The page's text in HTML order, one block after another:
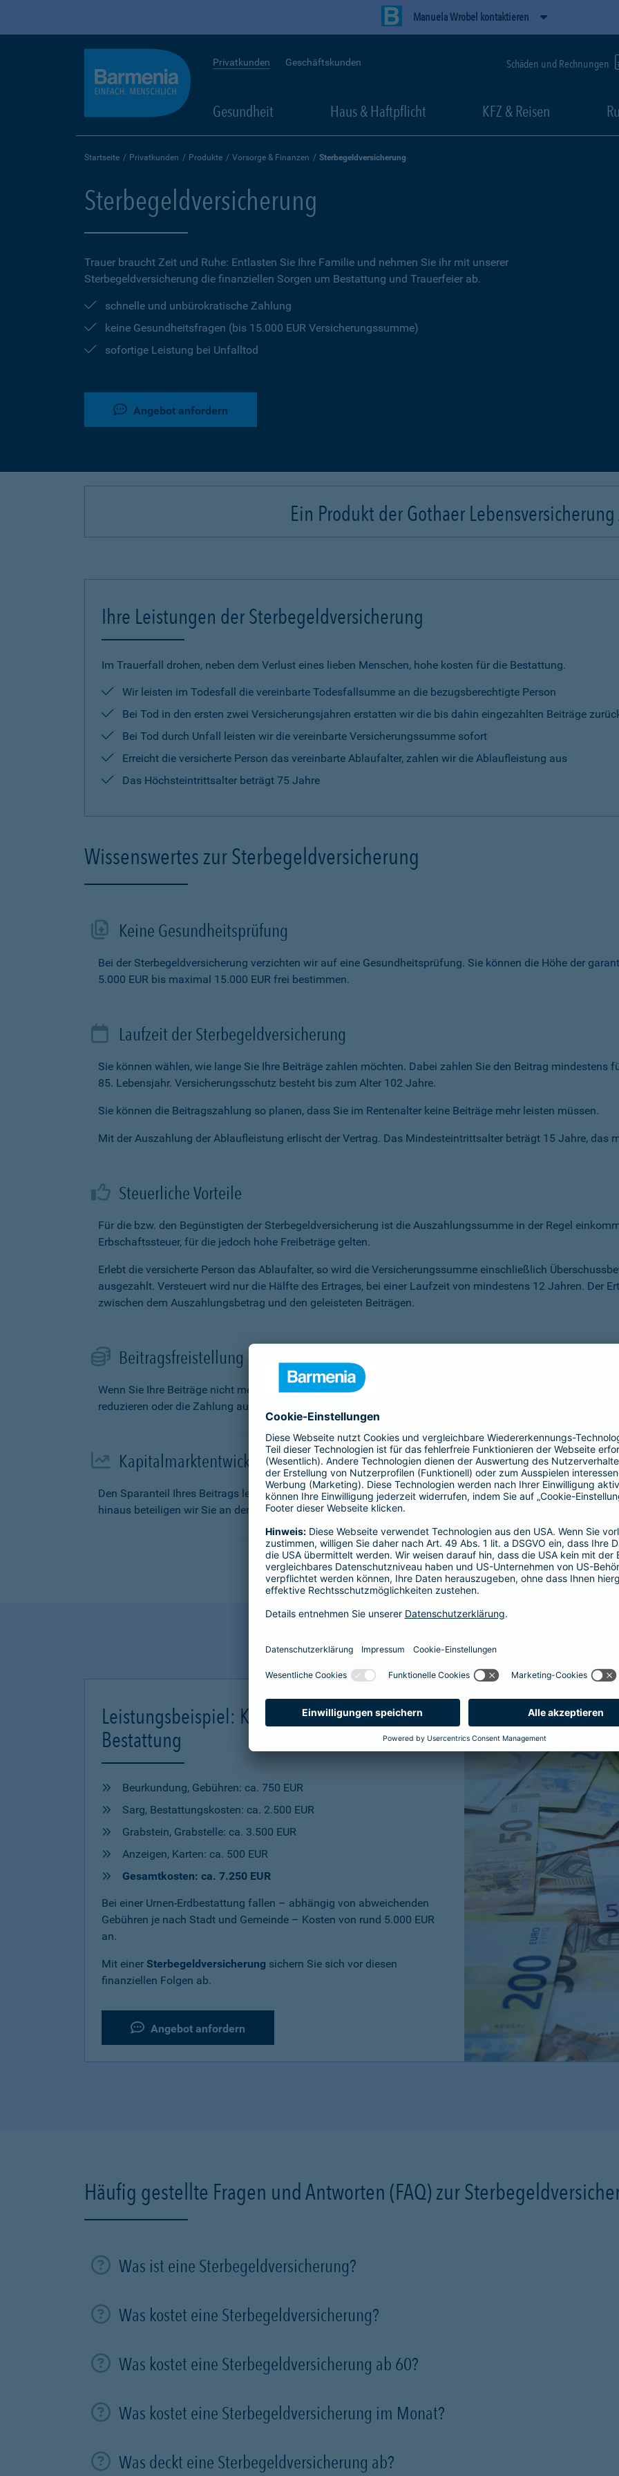
Manuela Wrobel kontaktieren
Privatkunden Geschäftskunden Schäden und Rechnungen
Gesundheit Haus & Haftpflicht KFZ & Reisen
Startseite Privatkunden Produkte Vorsorge & Finanzen Sterbegeldversicherung
Sterbegeldversicherung
Trauer braucht Zeit und Ruhe: Entlasten Sie Ihre Familie und nehmen Sie ihr mit unserer
Sterbegeldversicherung die finanziellen Sorgen um Bestattung und Trauerfeier ab.
schnelle und unbürokratische Zahlung
keine Gesundheitsfragen (bis 15.000 EUR Versicherungssumme)
sofortige Leistung bei Unfalltod
Angebot anfordern
Ein Produkt der Gothaer Lebensversicherung
Ihre Leistungen der Sterbegeldversicherung
Im Trauerfall drohen, neben dem Verlust eines lieben Menschen, hohe kosten für die Bestattung.
Wir leisten im Todesfall die vereinbarte Todesfallsumme an die bezugsberechtigte Person
Bei Tod in den ersten zwei Versicherungsjahren erstatten wir die bis dahin eingezahlten Beiträge
Bei Tod durch Unfall leisten wir die vereinbarte Versicherungssumme sofort
Erreicht die versicherte Person das vereinbarte Ablaufalter, zahlen wir die Ablaufleistung aus
Das Höchsteintrittsalter beträgt 75 Jahre
Wissenswertes zur Sterbegeldversicherung
Keine Gesundheitsprüfung
Bei der Sterbegeldversicherung verzichten wir auf eine Gesundheitsprüfung. Sie können die Höhe der
5.000 EUR bis maximal 15.000 EUR frei bestimmen.
Laufzeit der Sterbegeldversicherung
Sie können wählen, wie lange Sie Ihre Beiträge zahlen möchten. Dabei zahlen Sie den Beitrag mindestens
85. Lebensjahr. Versicherungsschutz besteht bis zum Alter 102 Jahre.
Sie können die Beitragszahlung so planen, dass Sie im Renten­alter keine Beiträge mehr leisten müssen.
Mit der Auszahlung der Ablaufleistung erlischt der Vertrag. Das Mindesteintrittsalter beträgt 15 Jahre, das
Steuerliche Vorteile
Für die bzw. den Begünstigten der Sterbegeldversicherung ist die Auszahlungssumme in der Regel
Erbschaftssteuer, für die jedoch hohe Freibeträge gelten.
Erlebt die versicherte Person das Ablaufalter, so wird die Versicherungssumme ein­schließlich
ausgezahlt. Versteuert wird nur die Hälfte des Ertrages, bei einer Laufzeit von mindestens 12 Jahren. Der
zwischen dem Auszahlungsbetrag und den geleisteten Beiträgen.
Beitragsfreistellung
Wenn Sie Ihre Beiträge nicht mehr zahlen können, haben Sie die Möglichkeit der Beitragsfreistellung. Sie
reduzieren oder die Zahlung aufschieben.
Kapitalmarktentwicklung
Den Sparanteil Ihres Beitrags legen wir für Sie an. Sie erhalten darauf einen Garantiezins – unabhängig
hinaus beteiligen wir Sie an den Überschüssen, die unser Kapitalanlagemanagement erwirtschaftet.
Leistungsbeispiel: Kosten einer traditionellen
Bestattung
Beurkundung, Gebühren: ca. 750 EUR
Sarg, Bestattungskosten: ca. 2.500 EUR
Grabstein, Grabstelle: ca. 3.500 EUR
Anzeigen, Karten: ca. 500 EUR
Gesamtkosten: ca. 7.250 EUR
Bei einer Urnen-Erdbestattung fallen – abhängig von abweichenden
Gebühren je nach Stadt und Gemeinde – Kosten von rund 5.000 EUR
an.
Mit einer Sterbegeldversicherung sichern Sie sich vor diesen
finanziellen Folgen ab.
Angebot anfordern
Häufig gestellte Fragen und Antworten (FAQ) zur
Was ist eine Sterbegeldversicherung?
Was kostet eine Sterbegeldversicherung?
Was kostet eine Sterbegeldversicherung ab 60?
Was kostet eine Sterbegeldversicherung im Monat?
Was deckt eine Sterbegeldversicherung ab?